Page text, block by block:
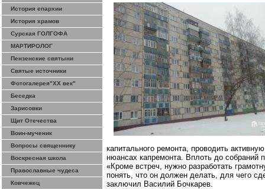
История епархии
История храмов
Сурская ГОЛГОФА
МАРТИРОЛОГ
Пензенские святыни
Святые источники
Фотогалерея"ХХ век"
Беседка
Зарисовки
Щит Отечества
Воин-мученик
Вопросы священнику
Воскресная школа
Православные чудеса
Ковчежец
капитального ремонта, проводить
нюансах капремонта. Вплоть до собраний
«Кроме встреч, нужно разработать
понять, что он должен делать, для чего
заключил Василий Бочкарев.